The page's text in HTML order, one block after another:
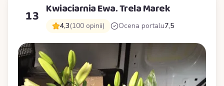
13 Kwiaciarnia Ewa. Trela Marek
4,3(100 opinii) Ocena portalu7,5